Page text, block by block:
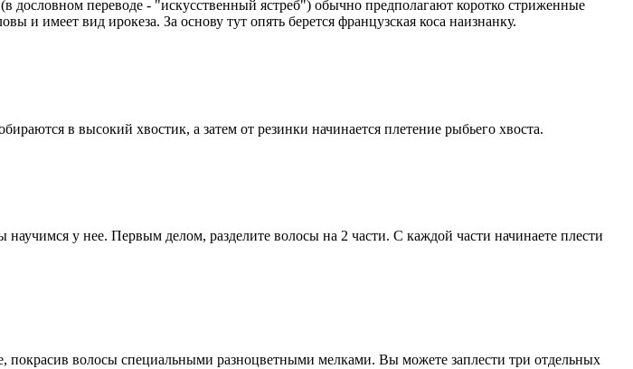
дословном переводе - "искусственный ястреб") обычно предполагают коротко стриженные
и имеет вид ирокеза. За основу тут опять берется французская коса наизнанку.
в высокий хвостик, а затем от резинки начинается плетение рыбьего хвоста.
у нее. Первым делом, разделите волосы на 2 части. С каждой части начинаете плести
покрасив волосы специальными разноцветными мелками. Вы можете заплести три отдельных